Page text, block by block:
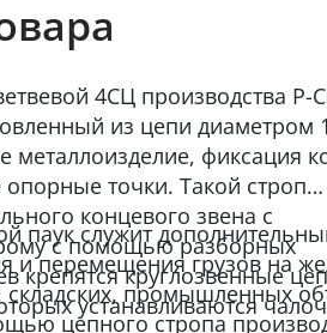
4СЦ производства Р-
из цепи
металлоизделие, фиксация
точки. Такой строп
концевого звена с
с помощью разборных
крепятся круглозвенные
устанавливаются
паук служит
и перемещения грузов на
складских, промышленных
цепного стропа